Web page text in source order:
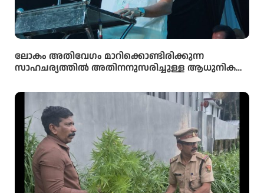
ലോകം അതിവേഗം മാറിക്കൊണ്ടിരിക്കുന്ന
സാഹചര്യത്തിൽ അതിനനുസരിച്ചുള്ള ആധുനിക
വിദ്യാർഥികൾക്ക് ലഭ്യമാക്കുകയാണ് സർക്കാരിന്റെ
ലക്ഷ്യമെന്ന് സംസ്ഥാന വിദ്യാഭ്യാസ മന്ത്രി അഡ്വ.എൻ.
ഷംസുദ്ദീൻ